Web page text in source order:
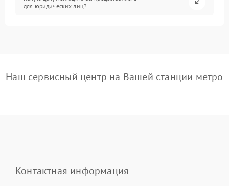
для юридических лиц?
Наш сервисный центр на Вашей станции метро
Контактная информация